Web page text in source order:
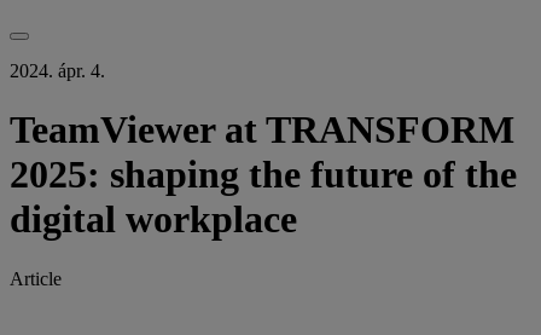
2024. ápr. 4.
TeamViewer at TRANSFORM
2025: shaping the future of the
digital workplace
Article